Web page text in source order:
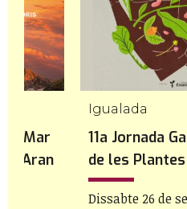
Mar
d'Aran
Igualada
11a Jornada
de les
Dissabte 26 de